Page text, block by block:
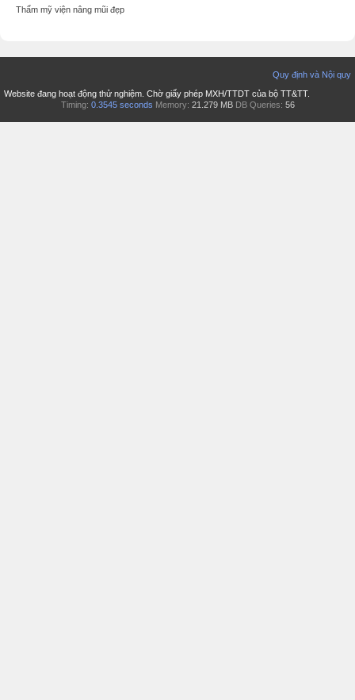
Thẩm mỹ viện nâng mũi đẹp
Quy định và Nội quy
Website đang hoạt động thử nghiệm. Chờ giấy phép MXH/TTDT của bộ TT&TT.
Timing: 0.3545 seconds Memory: 21.279 MB DB Queries: 56